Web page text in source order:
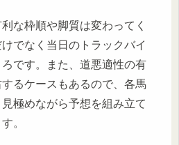
な枠順や脚質は変わってく
でなく当日のトラックバイ
です。また、道悪適性の有
るケースもあるので、各馬
極めながら予想を組み立て
。